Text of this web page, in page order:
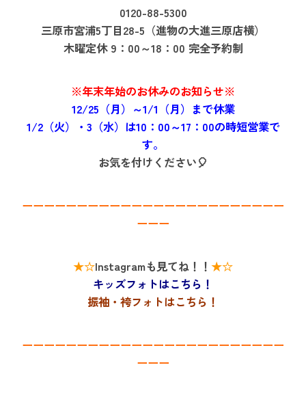
0120-88-5300
三原市宮浦5丁目28-5（進物の大進三原店横）
木曜定休 9：00～18：00 完全予約制
※年末年始のお休みのお知らせ※
12/25（月）～1/1（月）まで休業
1/2（火）・3（水）は10：00～17：00の時短営業で
す。
お気を付けください🎈
ーーーーーーーーーーーーーーーーーーーーーーーー
ーーー
★☆Instagramも見てね！！ ★☆
キッズフォトはこちら！
振袖・袴フォトはこちら！
ーーーーーーーーーーーーーーーーーーーーーーーー
ーーー